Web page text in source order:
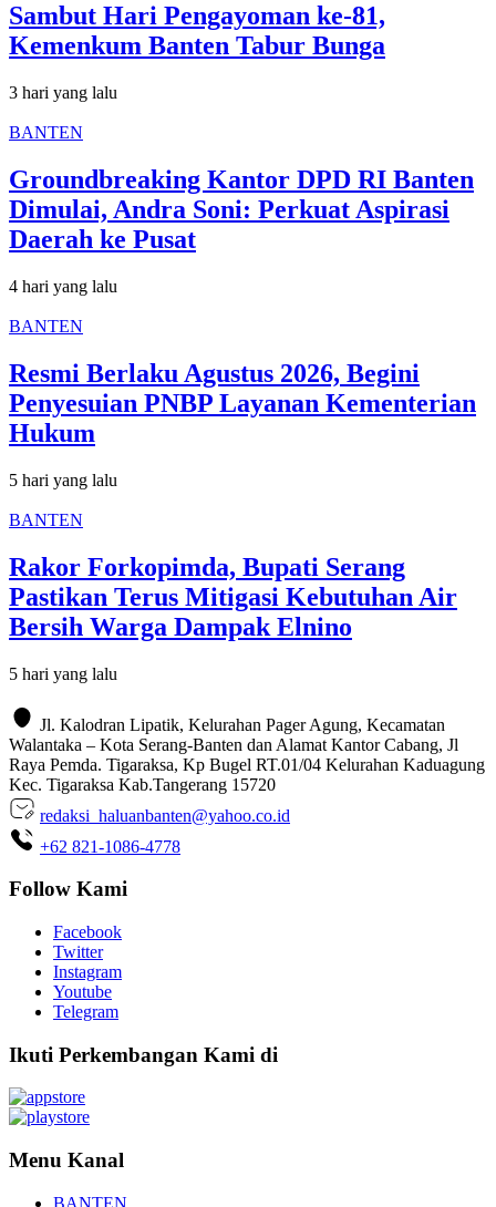
Sambut Hari Pengayoman ke-81,
Kemenkum Banten Tabur Bunga
3 hari yang lalu
BANTEN
Groundbreaking Kantor DPD RI Banten
Dimulai, Andra Soni: Perkuat Aspirasi
Daerah ke Pusat
4 hari yang lalu
BANTEN
Resmi Berlaku Agustus 2026, Begini
Penyesuian PNBP Layanan Kementerian
Hukum
5 hari yang lalu
BANTEN
Rakor Forkopimda, Bupati Serang
Pastikan Terus Mitigasi Kebutuhan Air
Bersih Warga Dampak Elnino
5 hari yang lalu
Jl. Kalodran Lipatik, Kelurahan Pager Agung, Kecamatan
Walantaka – Kota Serang-Banten dan Alamat Kantor Cabang, Jl
Raya Pemda. Tigaraksa, Kp Bugel RT.01/04 Kelurahan Kaduagung
Kec. Tigaraksa Kab.Tangerang 15720
redaksi_haluanbanten@yahoo.co.id
+62 821-1086-4778
Follow Kami
Facebook
Twitter
Instagram
Youtube
Telegram
Ikuti Perkembangan Kami di
Menu Kanal
BANTEN